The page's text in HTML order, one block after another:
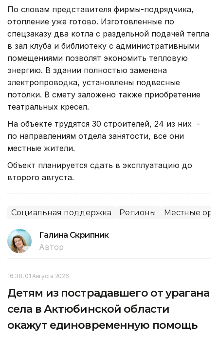
По словам представителя фирмы-подрядчика,
отопление уже готово. Изготовленные по
спецзаказу два котла с раздельной подачей тепла
в зал клуба и библиотеку с административными
помещениями позволят экономить тепловую
энергию. В здании полностью заменена
электропроводка, установлены подвесные
потолки. В смету заложено также приобретение
театральных кресел.
На объекте трудятся 30 строителей, 24 из них -
по направлениям отдела занятости, все они
местные жители.
Объект планируется сдать в эксплуатацию до
второго августа.
Социальная поддержка Регионы Местные
Галина Скрипник
Автор
16:38, 01 Августа 2026
Детям из пострадавшего от урагана
села в Актюбинской области
окажут единовременную помощь